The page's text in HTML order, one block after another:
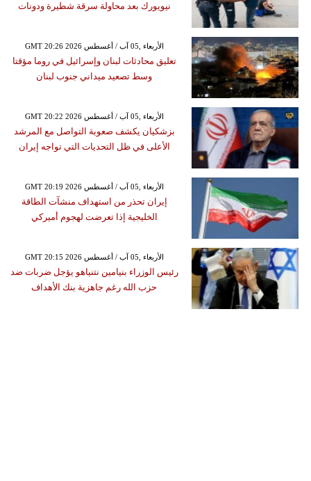
نيويورك بعد محاولة سرقة شطيرة ودونات
GMT 20:26 2026 الأربعاء ,05 آب / أغسطس
تعليق محادثات لبنان وإسرائيل في روما مؤقتا
وسط تصعيد ميداني جنوب لبنان
GMT 20:22 2026 الأربعاء ,05 آب / أغسطس
بزشكيان يكشف صعوبة التواصل مع المرشد
الأعلى في ظل التحديات التي تواجه إيران
GMT 20:19 2026 الأربعاء ,05 آب / أغسطس
إيران تحذر من استهداف منشآت الطاقة
الخليجية إذا تعرضت لهجوم أميركي
GMT 20:15 2026 الأربعاء ,05 آب / أغسطس
رئيس الوزراء بنيامين نتنياهو يؤجل ضربات ضد
حزب الله رغم جاهزية بنك الأهداف